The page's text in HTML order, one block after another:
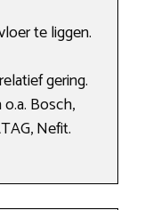
te liggen.
gering.
Bosch,
Nefit.